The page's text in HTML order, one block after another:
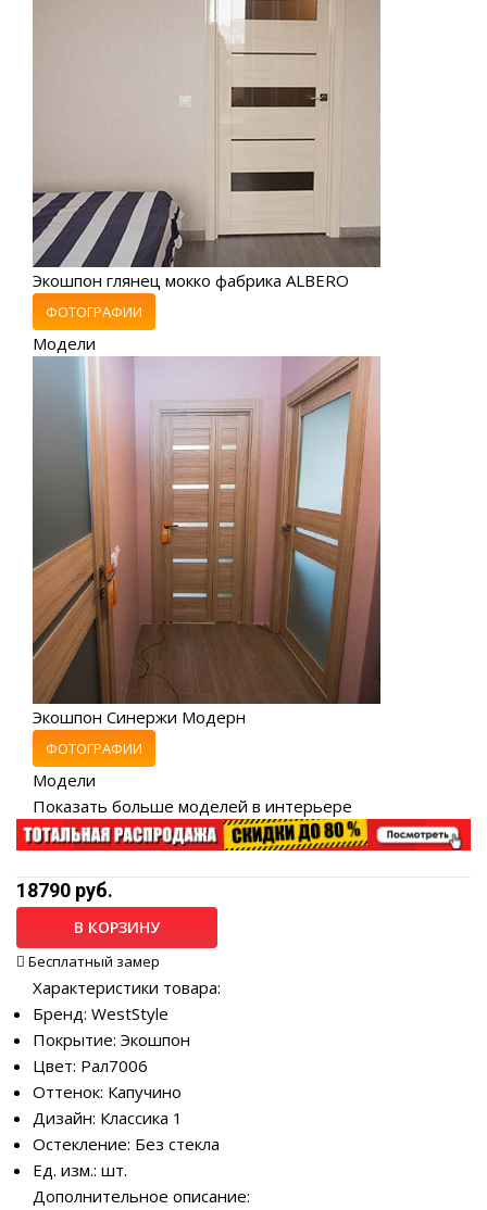
Экошпон глянец мокко фабрика ALBERO
ФОТОГРАФИИ
Модели
Экошпон Синержи Модерн
ФОТОГРАФИИ
Модели
Показать больше моделей в интерьере
18790 руб.
В КОРЗИНУ
Бесплатный замер
Характеристики товара:
Бренд: WestStyle
Покрытие: Экошпон
Цвет: Рал7006
Оттенок: Капучино
Дизайн: Классика 1
Остекление: Без стекла
Ед. изм.: шт.
Дополнительное описание: